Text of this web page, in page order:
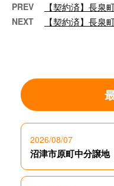
PREV 【契約済】長泉
NEXT 【契約済】長泉
2026/08/07
沼津市原町中分譲